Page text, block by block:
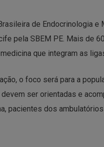
de Endocrinologia
pela SBEM PE. Mais de
que integram as
o foco será para a
ser orientadas e
pacientes dos